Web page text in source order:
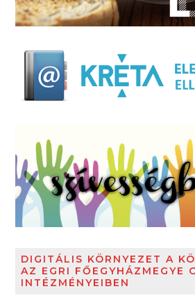
DIGITÁLIS KÖRNYEZET A
AZ EGRI FŐEGYHÁZMEGYE
INTÉZMÉNYEIBEN